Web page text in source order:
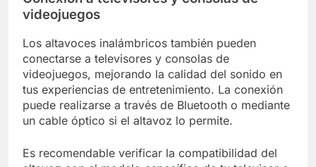
videojuegos
Los altavoces inalámbricos también pueden
conectarse a televisores y consolas de
videojuegos, mejorando la calidad del sonido en
tus experiencias de entretenimiento. La conexión
puede realizarse a través de Bluetooth o mediante
un cable óptico si el altavoz lo permite.
Es recomendable verificar la compatibilidad del